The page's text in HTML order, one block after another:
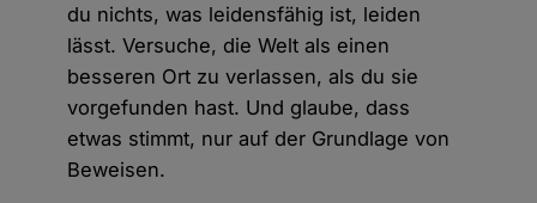
du nichts, was leidensfähig ist, leiden
lässt. Versuche, die Welt als einen
besseren Ort zu verlassen, als du sie
vorgefunden hast. Und glaube, dass
etwas stimmt, nur auf der Grundlage von
Beweisen.